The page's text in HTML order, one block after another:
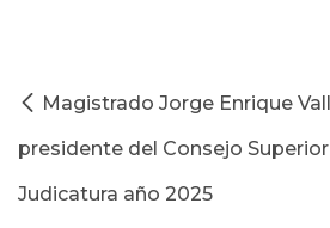
Magistrado Jorge Enrique
presidente del Consejo
Judicatura año 2025